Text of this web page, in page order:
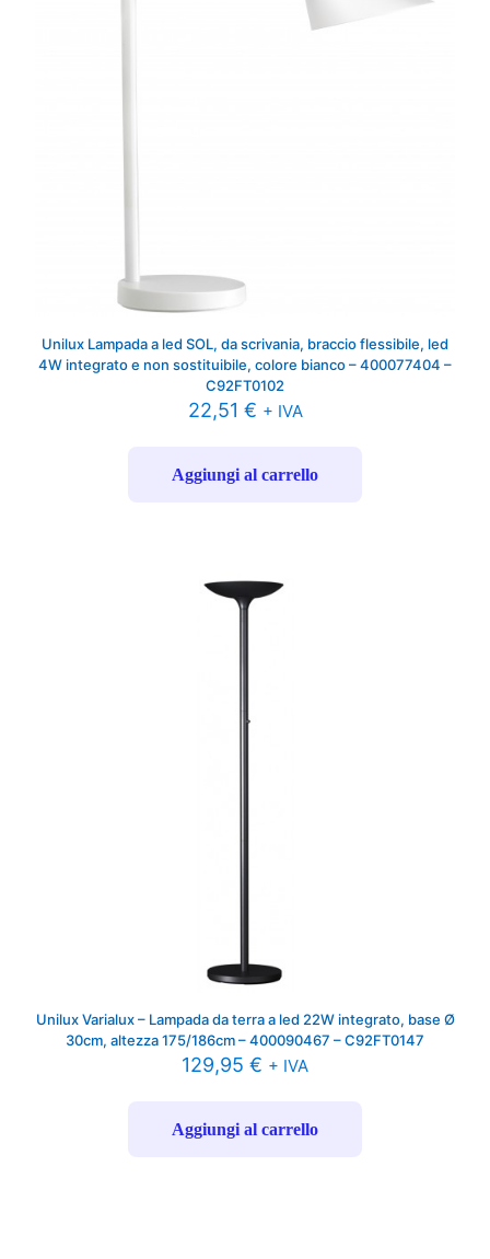
Unilux Lampada a led SOL, da scrivania, braccio flessibile, led
4W integrato e non sostituibile, colore bianco – 400077404 –
C92FT0102
22,51 € + IVA
Aggiungi al carrello
Unilux Varialux – Lampada da terra a led 22W integrato, base Ø
30cm, altezza 175/186cm – 400090467 – C92FT0147
129,95 € + IVA
Aggiungi al carrello